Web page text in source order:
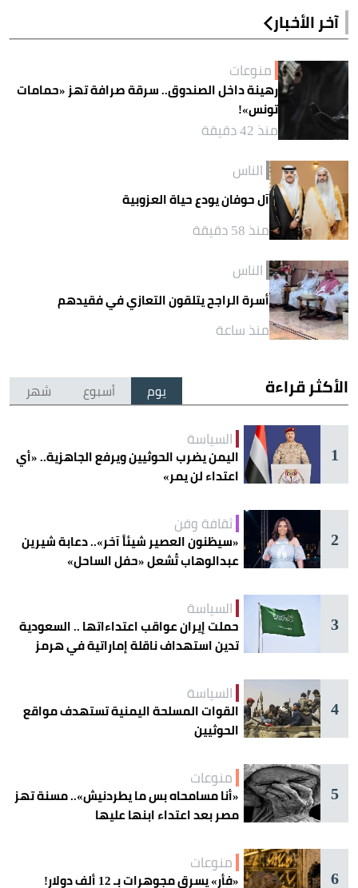
آخر الأخبار
منوعات
رهينة داخل الصندوق.. سرقة صرافة تهز «حمامات
تونس»!
منذ 42 دقيقة
الناس
آل حوفان يودع حياة العزوبية
منذ 58 دقيقة
الناس
أسرة الراجح يتلقون التعازي في فقيدهم
منذ ساعة
الأكثر قراءة يوم أسبوع شهر
1
السياسة
اليمن يضرب الحوثيين ويرفع الجاهزية.. «أي
اعتداء لن يمر»
2
ثقافة وفن
«سيظنون العصير شيئاً آخر».. دعابة شيرين
عبدالوهاب تُشعل «حفل الساحل»
3
السياسة
حملت إيران عواقب اعتداءاتها .. السعودية
تدين استهداف ناقلة إماراتية في هرمز
4
السياسة
القوات المسلحة اليمنية تستهدف مواقع
الحوثيين
5
منوعات
«أنا مسامحاه بس ما يطردنيش».. مسنة تهز
مصر بعد اعتداء ابنها عليها
6
منوعات
«فأر» يسرق مجوهرات بـ 12 ألف دولار!